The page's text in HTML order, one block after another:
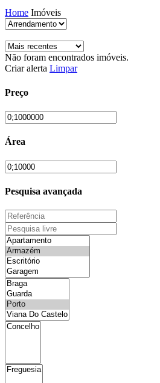
Home Imóveis
Não foram encontrados imóveis.
Criar alerta Limpar
Preço
Área
Pesquisa avançada